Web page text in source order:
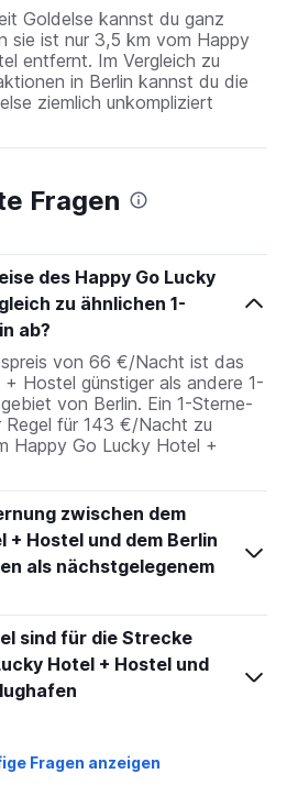
Goldelse kannst du ganz
sie ist nur 3,5 km vom Happy
entfernt. Im Vergleich zu
in Berlin kannst du die
ziemlich unkompliziert
Fragen
des Happy Go Lucky
zu ähnlichen 1-
ab?
von 66 €/Nacht ist das
Hostel günstiger als andere 1-
von Berlin. Ein 1-Sterne-
Regel für 143 €/Nacht zu
Happy Go Lucky Hotel +
zwischen dem
+ Hostel und dem Berlin
als nächstgelegenem
sind für die Strecke
Hotel + Hostel und
Fragen anzeigen